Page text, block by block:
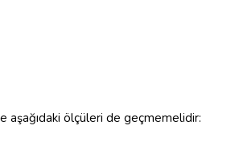
aşağıdaki ölçüleri de geçmemelidir: